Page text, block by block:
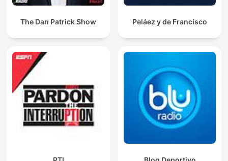
The Dan Patrick Show Peláez y de Francisco